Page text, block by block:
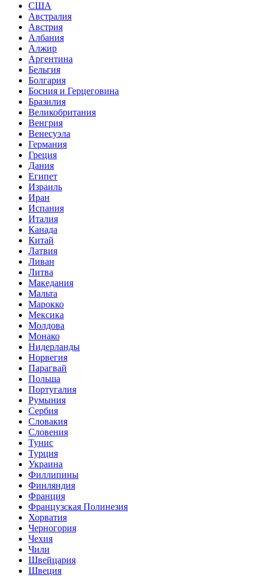
США
Австралия
Австрия
Албания
Алжир
Аргентина
Бельгия
Болгария
Босния и Герцеговина
Бразилия
Великобритания
Венгрия
Венесуэла
Германия
Греция
Дания
Египет
Израиль
Иран
Испания
Италия
Канада
Китай
Латвия
Ливан
Литва
Македания
Мальта
Марокко
Мексика
Молдова
Монако
Нидерланды
Норвегия
Парагвай
Польша
Португалия
Румыния
Сербия
Словакия
Словения
Тунис
Турция
Украина
Филлипины
Финляндия
Франция
Французская Полинезия
Хорватия
Черногория
Чехия
Чили
Швейцария
Швеция